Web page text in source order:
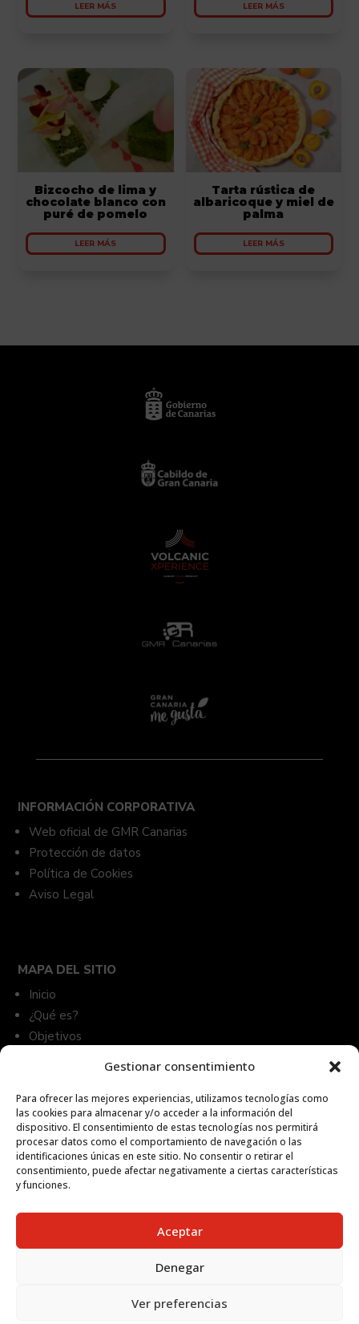
Gestionar consentimiento
Para ofrecer las mejores experiencias, utilizamos tecnologías como
las cookies para almacenar y/o acceder a la información del
dispositivo. El consentimiento de estas tecnologías nos permitirá
procesar datos como el comportamiento de navegación o las
identificaciones únicas en este sitio. No consentir o retirar el
consentimiento, puede afectar negativamente a ciertas características
y funciones.
Aceptar
Denegar
Ver preferencias
LEER MÁS
Bizcocho de lima y
chocolate blanco con
puré de pomelo
LEER MÁS
LEER MÁS
Tarta rústica de
albaricoque y miel de
palma
LEER MÁS
INFORMACIÓN CORPORATIVA
Web oficial de GMR Canarias
Protección de datos
Política de Cookies
Aviso Legal
MAPA DEL SITIO
Inicio
¿Qué es?
Objetivos
Recetas
Contacto
 GMR Canarias
928 715 801 / 928 710 780
info@gmrcanarias.com